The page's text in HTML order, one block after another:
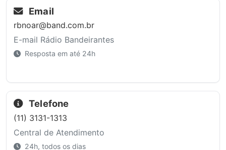
Email
rbnoar@band.com.br
E-mail Rádio Bandeirantes
Resposta em até 24h
Telefone
(11) 3131-1313
Central de Atendimento
24h, todos os dias